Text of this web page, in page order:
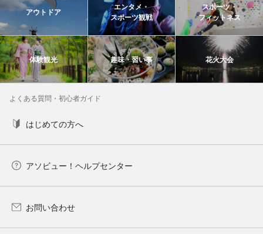
アウトドア
エンタメ・
スポーツ観戦
スポーツ・
フィットネス
体験観光 趣味・習い事 花火大会
よくある質問・初心者ガイド
はじめての方へ
アソビュー！ヘルプセンター
お問い合わせ